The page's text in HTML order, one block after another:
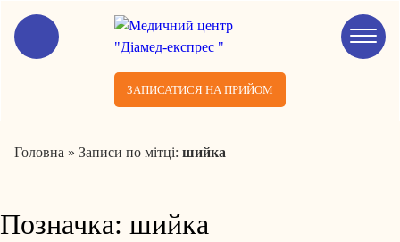
ЗАПИСАТИСЯ НА ПРИЙОМ
Головна » Записи по мітці: шийка
Позначка: шийка